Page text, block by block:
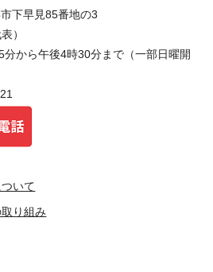
下早見85番地の3
）
から午後4時30分まで（一部日曜開
いて
り組み